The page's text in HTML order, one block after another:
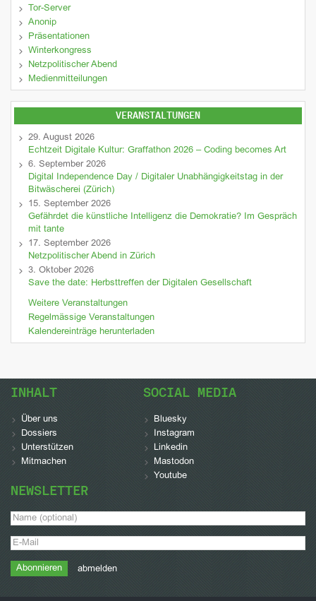
Tor-Server
Anonip
Präsentationen
Winterkongress
Netzpolitischer Abend
Medienmitteilungen
VERANSTALTUNGEN
29. August 2026
Echtzeit Digitale Kultur: Graffathon 2026 – Coding becomes Art
6. September 2026
Digital Independence Day / Digitaler Unabhängigkeitstag in der
Bitwäscherei (Zürich)
15. September 2026
Gefährdet die künstliche Intelligenz die Demokratie? Im Gespräch
mit tante
17. September 2026
Netzpolitischer Abend in Zürich
3. Oktober 2026
Save the date: Herbsttreffen der Digitalen Gesellschaft
Weitere Veranstaltungen
Regelmässige Veranstaltungen
Kalendereinträge herunterladen
INHALT
Über uns
Dossiers
Unterstützen
Mitmachen
SOCIAL MEDIA
Bluesky
Instagram
Linkedin
Mastodon
Youtube
NEWSLETTER
abmelden